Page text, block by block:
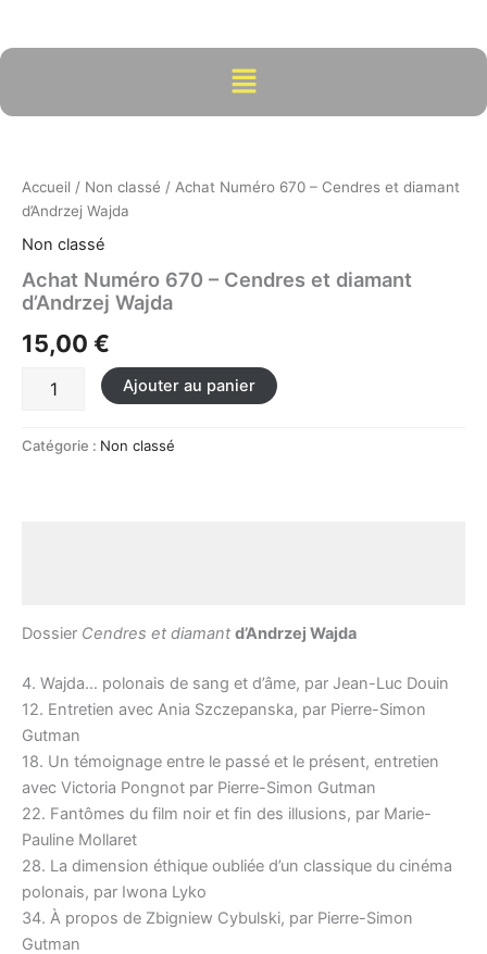
contenu
Menu
Accueil / Non classé / Achat Numéro 670 – Cendres et diamant
d’Andrzej Wajda
Non classé
Achat Numéro 670 – Cendres et diamant
d’Andrzej Wajda
15,00 €
Numéro
670
-
Cendres
et
diamant
Wajda
Ajouter au panier
Catégorie : Non classé
Dossier Cendres et diamant d’Andrzej Wajda
4. Wajda… polonais de sang et d’âme, par Jean-Luc Douin
12. Entretien avec Ania Szczepanska, par Pierre-Simon
Gutman
18. Un témoignage entre le passé et le présent, entretien
avec Victoria Pongnot par Pierre-Simon Gutman
22. Fantômes du film noir et fin des illusions, par Marie-
Pauline Mollaret
28. La dimension éthique oubliée d’un classique du cinéma
polonais, par Iwona Lyko
34. À propos de Zbigniew Cybulski, par Pierre-Simon
Gutman